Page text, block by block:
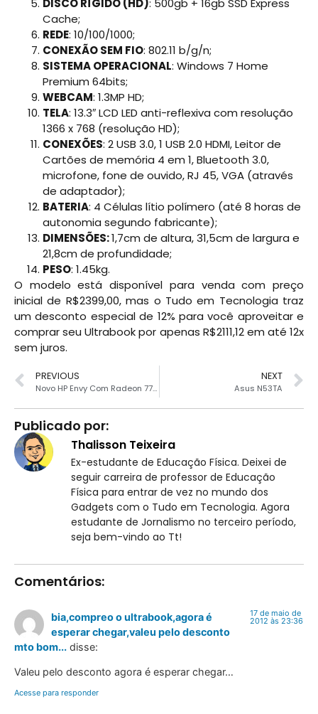
DISCO RÍGIDO (HD): 500gb + 16gb SSD Express
Cache;
REDE: 10/100/1000;
CONEXÃO SEM FIO: 802.11 b/g/n;
SISTEMA OPERACIONAL: Windows 7 Home
Premium 64bits;
WEBCAM: 1.3MP HD;
TELA: 13.3″ LCD LED anti-reflexiva com resolução
1366 x 768 (resolução HD);
CONEXÕES: 2 USB 3.0, 1 USB 2.0 HDMI, Leitor de
Cartões de memória 4 em 1, Bluetooth 3.0,
microfone, fone de ouvido, RJ 45, VGA (através
de adaptador);
BATERIA: 4 Células lítio polímero (até 8 horas de
autonomia segundo fabricante);
DIMENSÕES:1,7cm de altura, 31,5cm de largura e
21,8cm de profundidade;
PESO: 1.45kg.
O modelo está disponível para venda com preço
inicial de R$2399,00, mas o Tudo em Tecnologia traz
um desconto especial de 12% para você aproveitar e
comprar seu Ultrabook por apenas R$2111,12 em até 12x
sem juros.
PREVIOUS
Novo HP Envy Com Radeon 7750M?
NEXT
Asus N53TA
Publicado por:
Thalisson Teixeira
Ex-estudante de Educação Física. Deixei de
seguir carreira de professor de Educação
Física para entrar de vez no mundo dos
Gadgets com o Tudo em Tecnologia. Agora
estudante de Jornalismo no terceiro período,
seja bem-vindo ao Tt!
Comentários:
bia,compreo o ultrabook,agora é
esperar chegar,valeu pelo desconto
mto bom... disse:
17 de maio de
2012 às 23:36
Valeu pelo desconto agora é esperar chegar…
Acesse para responder